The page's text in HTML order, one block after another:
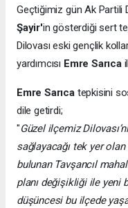
Geçtiğimiz gün Ak Partili
Şayir'in gösterdiği sert
Dilovası eski gençlik
yardımcısı Emre Sarıca
Emre Sarıcatepkisini
dile getirdi;
"Güzel ilçemiz
sağlayacağı tek yer olan
bulunan Tavşancıl
planı değişikliği ile yeni
düşüncesi bu ilçede